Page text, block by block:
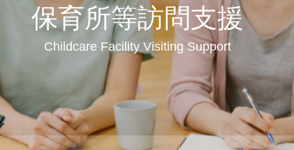
保育所等訪問支援
Childcare Facility Visiting Support